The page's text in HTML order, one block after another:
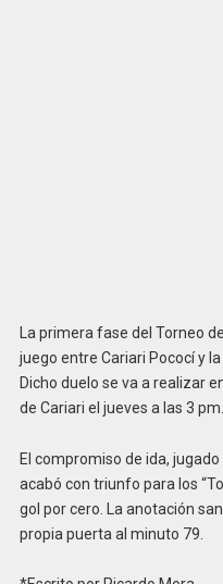
La primera fase del Torneo
juego entre Cariari Pococí y
Dicho duelo se va a realizar
de Cariari el jueves a las 3 pm.
El compromiso de ida,
acabó con triunfo para los
gol por cero. La anotación
propia puerta al minuto 79.